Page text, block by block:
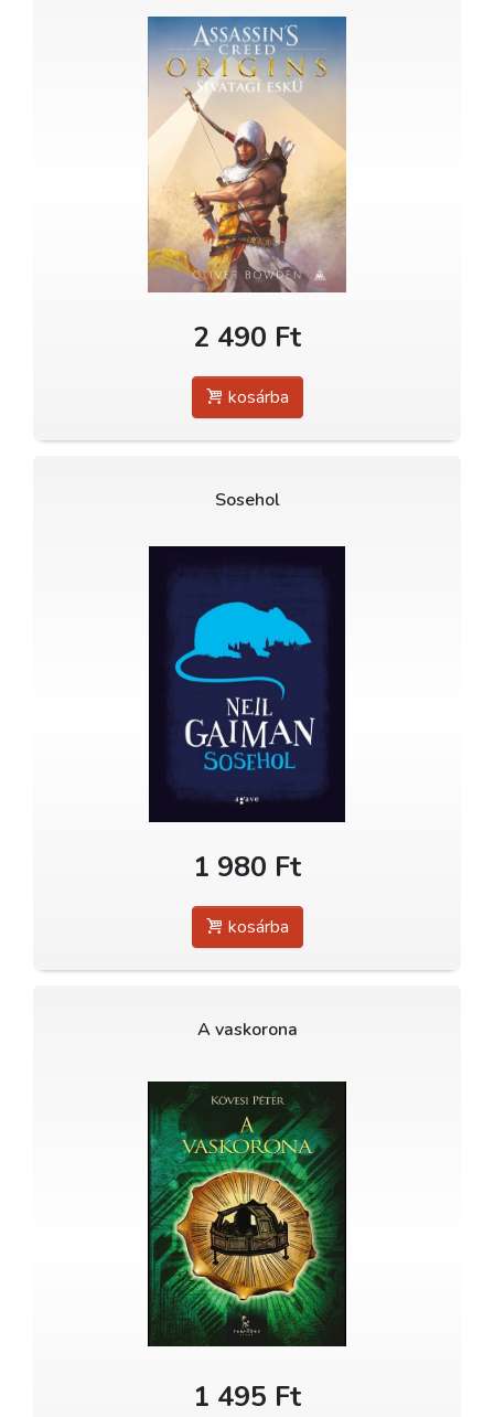
2 490 Ft
kosárba
Sosehol
1 980 Ft
kosárba
A vaskorona
1 495 Ft